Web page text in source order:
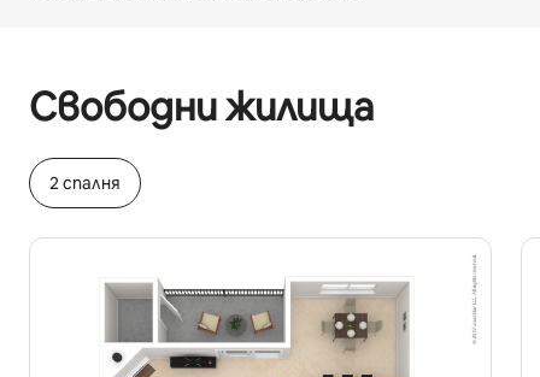
Свободни жилища
2 спалня